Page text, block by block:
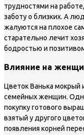
трудностями на
заботу о близких. А
жалуются на плохое
старательно лечит
бодростью и
Влияние на
Цветок Ванька
семейных женщин.
покупку готового
взятый у другого
появления корней